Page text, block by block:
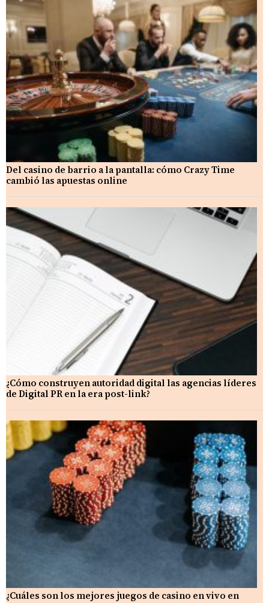
Del casino de barrio a la pantalla: cómo Crazy Time
cambió las apuestas online
¿Cómo construyen autoridad digital las agencias líderes
de Digital PR en la era post-link?
¿Cuáles son los mejores juegos de casino en vivo en